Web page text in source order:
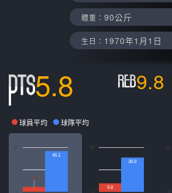
體重： 90公斤
生日： 1970年1月1日
5.8 9.8
球員平均 球隊平均
50
5.8
46.1
50
9.8
38.9
20